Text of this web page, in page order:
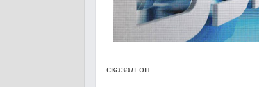
сказал он.